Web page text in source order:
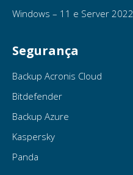
Windows – 11 e Server 2022
Segurança
Backup Acronis Cloud
Bitdefender
Backup Azure
Kaspersky
Panda